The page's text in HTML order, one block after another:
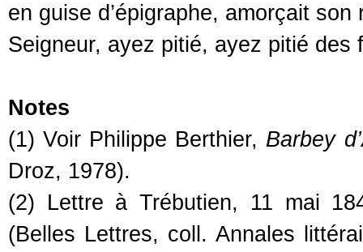
en guise d’épigraphe, amorçait
Seigneur, ayez pitié, ayez pitié des
Notes
(1) Voir Philippe Berthier, Barbey
Droz, 1978).
(2) Lettre à Trébutien, 11 mai
(Belles Lettres, coll. Annales